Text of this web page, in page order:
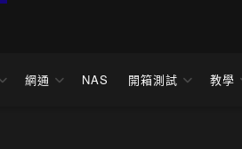
網通 NAS 開箱測試 教學